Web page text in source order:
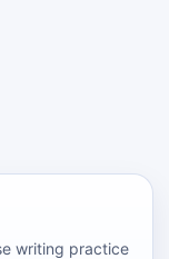
writing practice